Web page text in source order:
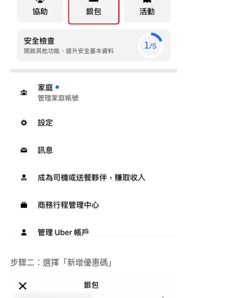
步驟二：選擇「新增優惠碼」